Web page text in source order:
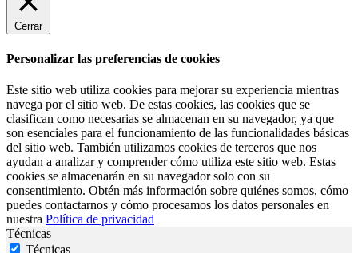
Cerrar
Personalizar las preferencias de cookies
Este sitio web utiliza cookies para mejorar su experiencia mientras
navega por el sitio web. De estas cookies, las cookies que se
clasifican como necesarias se almacenan en su navegador, ya que
son esenciales para el funcionamiento de las funcionalidades básicas
del sitio web. También utilizamos cookies de terceros que nos
ayudan a analizar y comprender cómo utiliza este sitio web. Estas
cookies se almacenarán en su navegador solo con su
consentimiento. Obtén más información sobre quiénes somos, cómo
puedes contactarnos y cómo procesamos los datos personales en
nuestra Política de privacidad
Técnicas
Técnicas